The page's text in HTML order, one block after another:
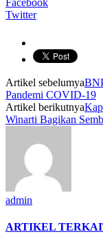
Twitter
Artikel sebelumya
Pandemi COVID-19
Artikel berikutnya
Winarti Bagikan
admin
ARTIKEL